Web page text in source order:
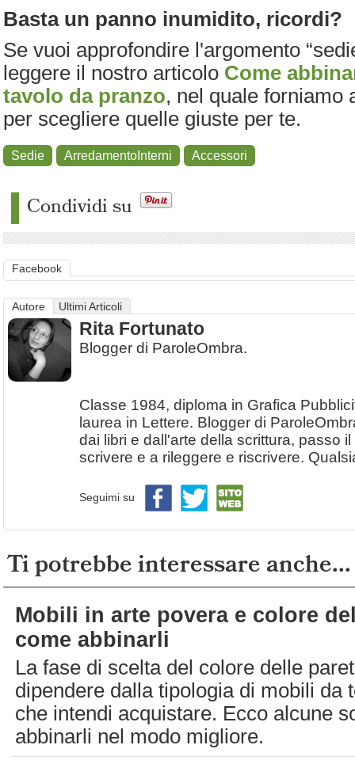
Basta un panno inumidito, ricordi?
Se vuoi approfondire l'argomento
leggere il nostro articolo Come
tavolo da pranzo, nel quale forniamo
per scegliere quelle giuste per te.
Sedie ArredamentoInterni Accessori
Condividi su
Facebook
Autore Ultimi Articoli
Rita Fortunato
Blogger di ParoleOmbra.
Classe 1984, diploma in Grafica
laurea in Lettere. Blogger di
dai libri e dall'arte della scrittura, passo
scrivere e a rileggere e riscrivere.
Seguimi su
Ti potrebbe interessare anche...
Mobili in arte povera e colore
come abbinarli
La fase di scelta del colore delle
dipendere dalla tipologia di mobili da
che intendi acquistare. Ecco alcune
abbinarli nel modo migliore.